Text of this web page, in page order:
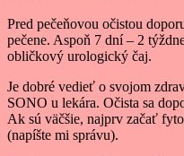
Pred pečeňovou očistou
pečene. Aspoň 7 dní – 2
obličkový urologický čaj.
Je dobré vedieť o svojom
SONO u lekára. Očista sa
Ak sú väčšie, najprv začať
(napíšte mi správu).